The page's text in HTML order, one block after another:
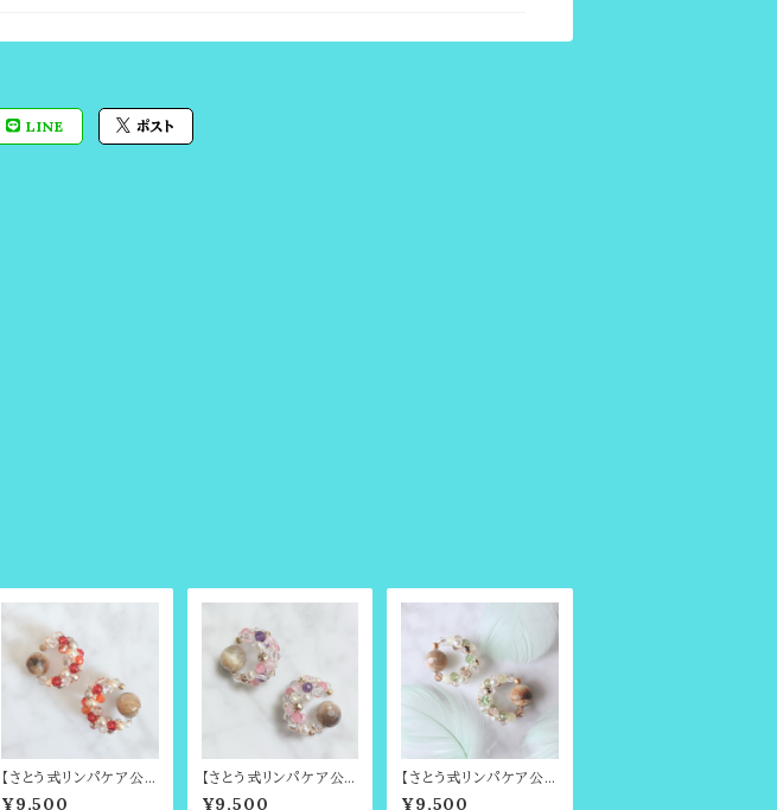
LINE ポスト
【さとう式リンパケア公
式カフ】ビジューカフ・朱
¥9,500
【さとう式リンパケア公
式カフ】ビジューカフ・桜
¥9,500
【さとう式リンパケア公
式カフ】ビジューカフ・翠
¥9,500